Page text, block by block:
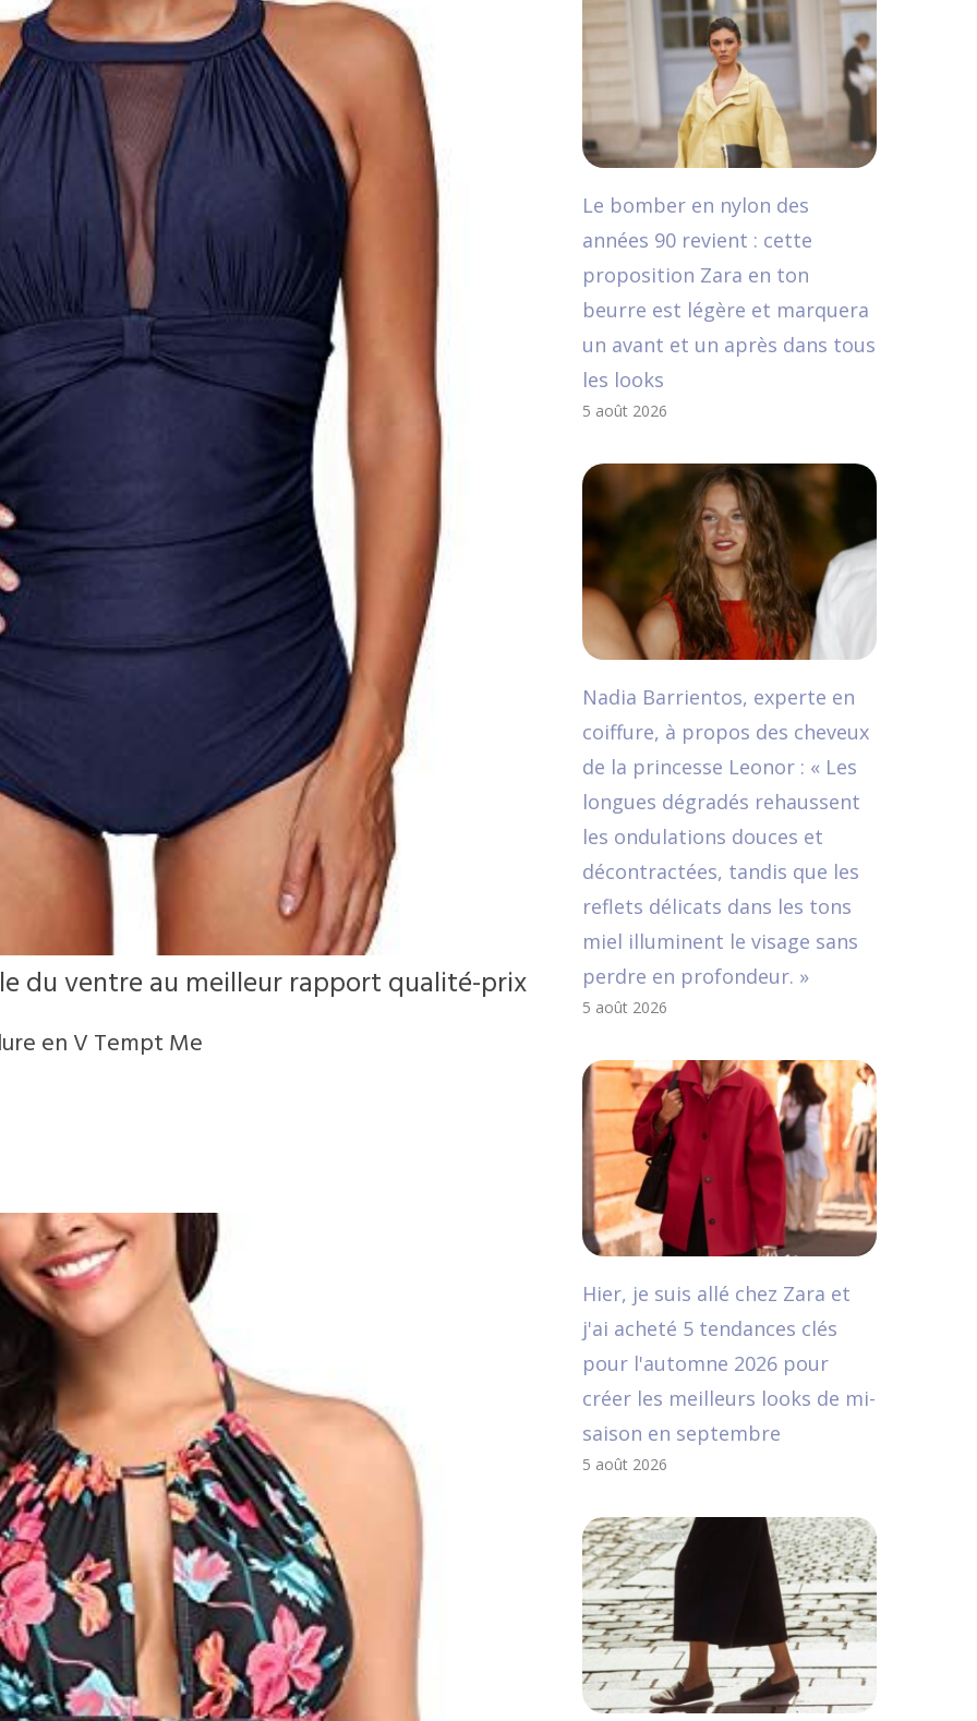
du ventre au meilleur rapport qualité-prix
en V Tempt Me
Le bomber en nylon des
années 90 revient : cette
proposition Zara en ton
beurre est légère et marquera
un avant et un après dans tous
les looks
5 août 2026
Nadia Barrientos, experte en
coiffure, à propos des cheveux
de la princesse Leonor : « Les
longues dégradés rehaussent
les ondulations douces et
décontractées, tandis que les
reflets délicats dans les tons
miel illuminent le visage sans
perdre en profondeur. »
5 août 2026
Hier, je suis allé chez Zara et
j'ai acheté 5 tendances clés
pour l'automne 2026 pour
créer les meilleurs looks de mi-
saison en septembre
5 août 2026